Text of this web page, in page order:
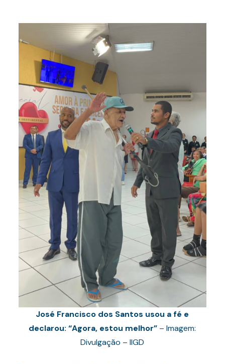
José Francisco dos Santos usou a fé e
declarou: “Agora, estou melhor” – Imagem:
Divulgação – IIGD